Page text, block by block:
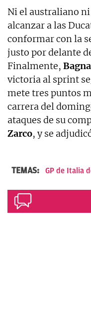
Ni el australiano
alcanzar a las
conformar con la
justo por delante
Finalmente,
victoria al sprint
mete tres puntos
carrera del
ataques de su
Zarco, y se
TEMAS: GP de Italia